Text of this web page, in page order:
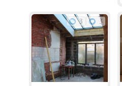
3 3